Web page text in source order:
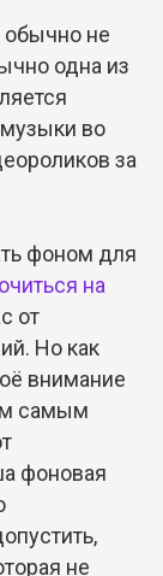
обычно не
одна из
во
за
фоном для
на
от
Но как
внимание
самым
фоновая
не